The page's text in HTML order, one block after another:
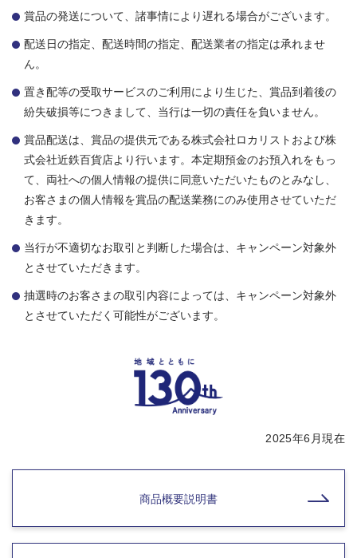
賞品の発送について、諸事情により遅れる場合がございます。
配送日の指定、配送時間の指定、配送業者の指定は承れませ
ん。
置き配等の受取サービスのご利用により生じた、賞品到着後の
紛失破損等につきまして、当行は一切の責任を負いません。
賞品配送は、賞品の提供元である株式会社ロカリストおよび株
式会社近鉄百貨店より行います。本定期預金のお預入れをもっ
て、両社への個人情報の提供に同意いただいたものとみなし、
お客さまの個人情報を賞品の配送業務にのみ使用させていただ
きます。
当行が不適切なお取引と判断した場合は、キャンペーン対象外
とさせていただきます。
抽選時のお客さまの取引内容によっては、キャンペーン対象外
とさせていただく可能性がございます。
2025年6月現在
商品概要説明書